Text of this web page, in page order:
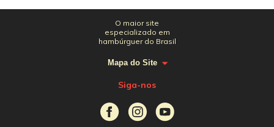
O maior site
especializado em
hambúrguer do Brasil
Mapa do Site
Siga-nos